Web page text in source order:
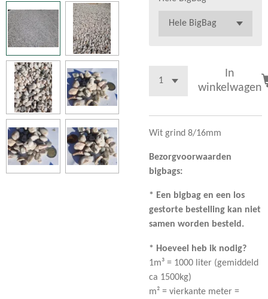
In
winkelwagen
Wit grind 8/16mm
Bezorgvoorwaarden
bigbags:
* Een bigbag en een los
gestorte bestelling kan niet
samen worden besteld.
* Hoeveel heb ik nodig?
1m³ = 1000 liter (gemiddeld
ca 1500kg)
m² = vierkante meter =